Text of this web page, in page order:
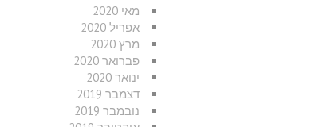
מאי 2020
אפריל 2020
מרץ 2020
פברואר 2020
ינואר 2020
דצמבר 2019
נובמבר 2019